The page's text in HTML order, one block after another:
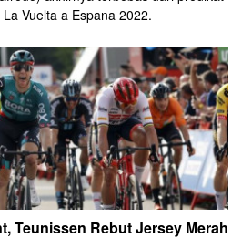
Vuelta a Espana 2022.
Teunissen Rebut Jersey Merah